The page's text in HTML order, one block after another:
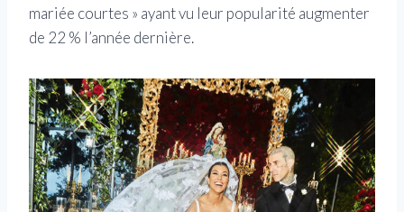
mariée courtes » ayant vu leur popularité augmenter
de 22 % l’année dernière.